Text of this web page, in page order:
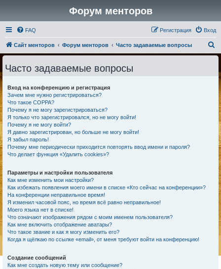
Форум менторов
FAQ Вход
Регистрация
Сайт менторов Форум менторов Часто задаваемые вопросы
о
Часто задаваемые вопросы
Вход на конференцию и регистрация
Зачем мне нужно регистрироваться?
Что такое COPPA?
Почему я не могу зарегистрироваться?
Я только что зарегистрировался, но не могу войти!
Почему я не могу войти?
Я давно зарегистрирован, но больше не могу войти!
Я забыл пароль!
Почему мне периодически приходится повторять ввод имени и пароля?
Что делает функция «Удалить cookies»?
Параметры и настройки пользователя
Как мне изменить мои настройки?
Как избежать появления моего имени в списке «Кто сейчас на конференции»?
На конференции неправильное время!
Я изменил часовой пояс, но время всё равно неправильное!
Моего языка нет в списке!
Что означают изображения рядом с моим именем пользователя?
Как мне включить отображение аватары?
Что такое звание и как я могу изменить его?
Когда я щёлкаю по ссылке «email», от меня требуют войти на конференцию!
Создание сообщений
Как мне создать новую тему или сообщение?